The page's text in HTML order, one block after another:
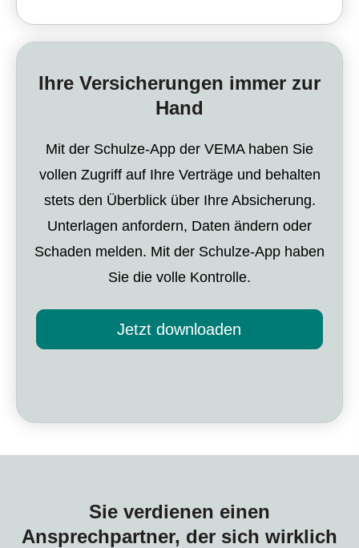
Ihre Versicherungen immer zur
Hand
Mit der Schulze-App der VEMA haben Sie
vollen Zugriff auf Ihre Verträge und behalten
stets den Überblick über Ihre Absicherung.
Unterlagen anfordern, Daten ändern oder
Schaden melden. Mit der Schulze-App haben
Sie die volle Kontrolle.
Jetzt downloaden
Sie verdienen einen
Ansprechpartner, der sich wirklich